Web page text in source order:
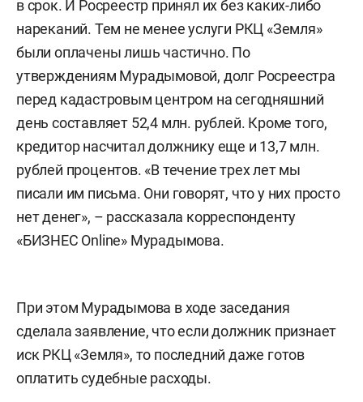
в срок. И Росреестр принял их без каких-либо
нареканий. Тем не менее услуги РКЦ «Земля»
были оплачены лишь частично. По
утверждениям Мурадымовой, долг Росреестра
перед кадастровым центром на сегодняшний
день составляет 52,4 млн. рублей. Кроме того,
кредитор насчитал должнику еще и 13,7 млн.
рублей процентов. «В течение трех лет мы
писали им письма. Они говорят, что у них просто
нет денег», – рассказала корреспонденту
«БИЗНЕС Online» Мурадымова.
При этом Мурадымова в ходе заседания
сделала заявление, что если должник признает
иск РКЦ «Земля», то последний даже готов
оплатить судебные расходы.